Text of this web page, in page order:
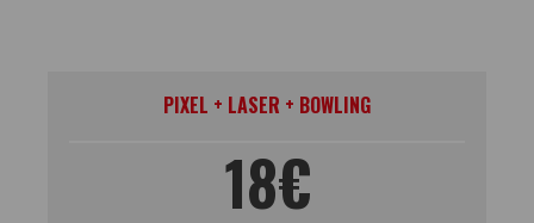
PIXEL + LASER + BOWLING
18€